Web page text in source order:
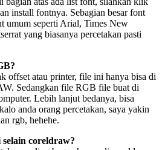
install fontnya. Sebagian besar font
umum seperti Arial, Times New
yang biasanya percetakan pasti
offset atau printer, file ini hanya bisa di
Sedangkan file RGB file buat di
Lebih lanjut bedanya, bisa
anda orang percetakan, saya yakin
rgb, hehehe.
coreldraw?